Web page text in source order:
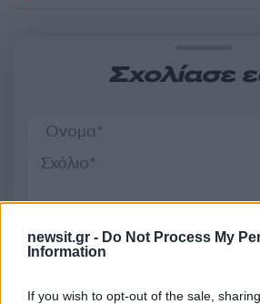
newsit.gr - Do Not Process My
Information
If you wish to opt-out of the sale,
Σχολίασε